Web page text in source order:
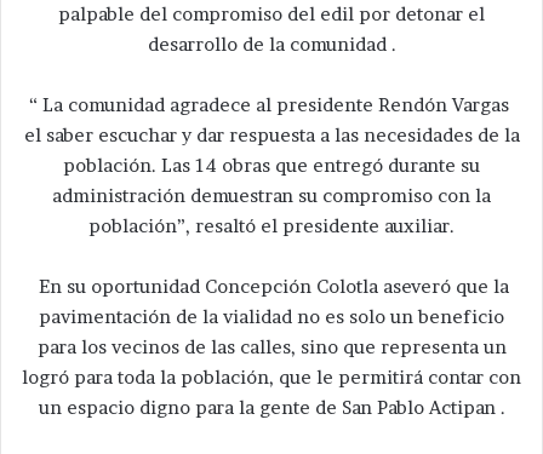
palpable del compromiso del edil por detonar el
desarrollo de la comunidad .
“ La comunidad agradece al presidente Rendón Vargas
el saber escuchar y dar respuesta a las necesidades de la
población. Las 14 obras que entregó durante su
administración demuestran su compromiso con la
población”, resaltó el presidente auxiliar.
En su oportunidad Concepción Colotla aseveró que la
pavimentación de la vialidad no es solo un beneficio
para los vecinos de las calles, sino que representa un
logró para toda la población, que le permitirá contar con
un espacio digno para la gente de San Pablo Actipan .